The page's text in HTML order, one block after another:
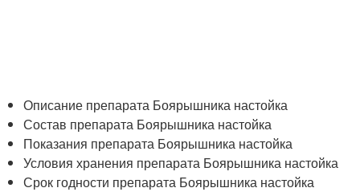
Описание препарата Боярышника настойка
Состав препарата Боярышника настойка
Показания препарата Боярышника настойка
Условия хранения препарата Боярышника настойка
Срок годности препарата Боярышника настойка